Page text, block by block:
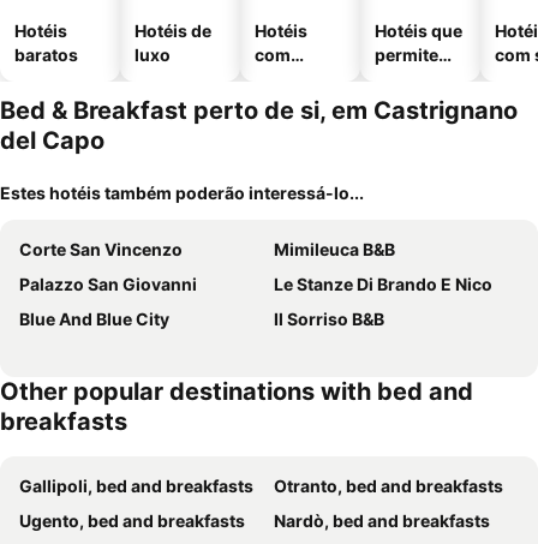
Hotéis
baratos
Hotéis de
luxo
Hotéis
com
Hotéis que
permitem
com
Bed & Breakfast perto de si, em Castrignano
del Capo
Estes hotéis também poderão interessá-lo...
Corte San Vincenzo
Mimileuca B&B
Palazzo San Giovanni
Le Stanze Di Brando E Nico
Blue And Blue City
Il Sorriso B&B
Other popular destinations with bed and
breakfasts
Gallipoli, bed and breakfasts
Otranto, bed and breakfasts
Ugento, bed and breakfasts
Nardò, bed and breakfasts